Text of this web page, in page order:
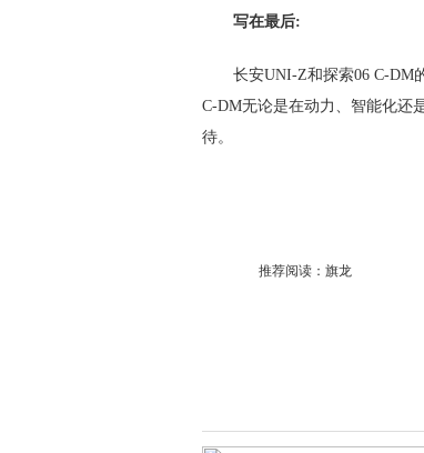
写在最后:
长安UNI-Z和探索06 C-DM
C-DM无论是在动力、智能化还
待。
推荐阅读： 旗龙